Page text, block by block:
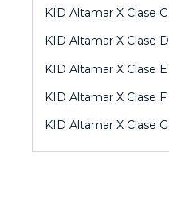
KID Altamar X Clase C
KID Altamar X Clase D
KID Altamar X Clase E
KID Altamar X Clase F
KID Altamar X Clase G